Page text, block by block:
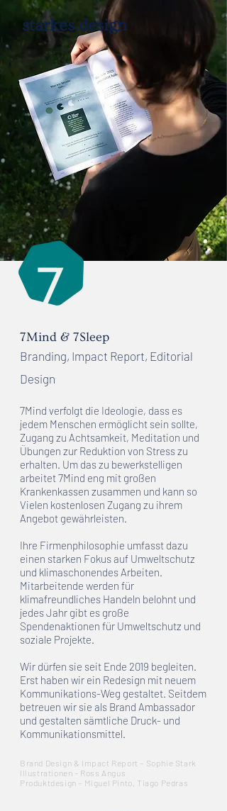
starkes.design
7Mind & 7Sleep
Branding, Impact Report, Editorial
Design
7Mind verfolgt die Ideologie, dass es
jedem Menschen ermöglicht sein sollte,
Zugang zu Achtsamkeit, Meditation und
Übungen zur Reduktion von Stress zu
erhalten. Um das zu bewerkstelligen
arbeitet 7Mind eng mit großen
Krankenkassen zusammen und kann so
Vielen kostenlosen Zugang zu ihrem
Angebot gewährleisten.
​Ihre Firmenphilosophie umfasst dazu
einen starken Fokus auf Umweltschutz
und klimaschonendes Arbeiten.
Mitarbeitende werden für
klimafreundliches Handeln belohnt und
jedes Jahr gibt es große
Spendenaktionen für Umweltschutz und
soziale Projekte.
Wir dürfen sie seit Ende 2019 begleiten.
Erst haben wir ein Redesign mit neuem
Kommunikations-Weg gestaltet. Seitdem
betreuen wir sie als Brand Ambassador
und gestalten sämtliche Druck- und
Kommunikationsmittel.
Brand Design & Impact Report – Sophie Stark
Illustrationen – Ross Angus
Produktdesign – Miguel Pinto, Tiago Pedras